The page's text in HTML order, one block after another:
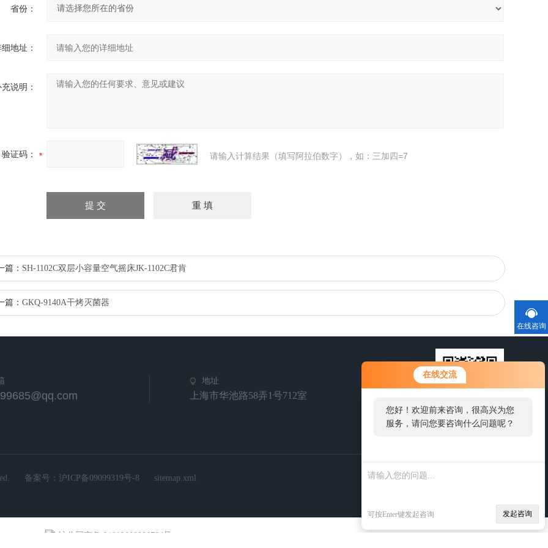
在线交流
您好！欢迎前来咨询，很高兴为您
服务，请问您要咨询什么问题呢？
可按Enter键发起咨询 发起咨询
省份：
地址：
说明：
验证码： 请输入计算结果（填写阿拉伯数字），如：三加四=7
篇： SH-1102C双层小容量空气摇床JK-1102C君肯
篇： GKQ-9140A干烤灭菌器
地址
上海市华池路58弄1号712室
备案号： 沪ICP备09099319号-8 sitemap.xml
在线咨询
沪公网安备 31012002006764号